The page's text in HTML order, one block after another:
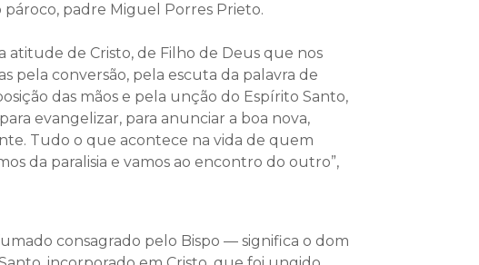
padre Miguel Porres Prieto.
atitude de Cristo, de Filho de Deus que nos
pela conversão, pela escuta da palavra de
das mãos e pela unção do Espírito Santo,
evangelizar, para anunciar a boa nova,
Tudo o que acontece na vida de quem
da paralisia e vamos ao encontro do outro”,
consagrado pelo Bispo — significa o dom